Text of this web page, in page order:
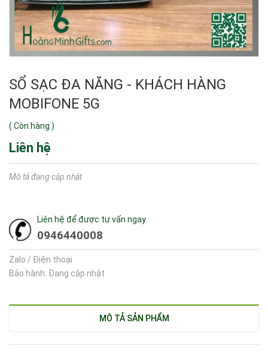
SỔ SẠC ĐA NĂNG - KHÁCH HÀNG
MOBIFONE 5G
( Còn hàng )
Liên hệ
Mô tả đang cập nhật
Liên hệ để được tư vấn ngay
0946440008
Zalo / Điện thoại
Bảo hành: Đang cập nhật
MÔ TẢ SẢN PHẨM